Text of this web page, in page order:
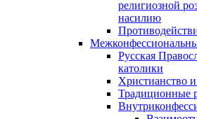
религиозной
насилию
Русская
католики
Христианство
Традиционные